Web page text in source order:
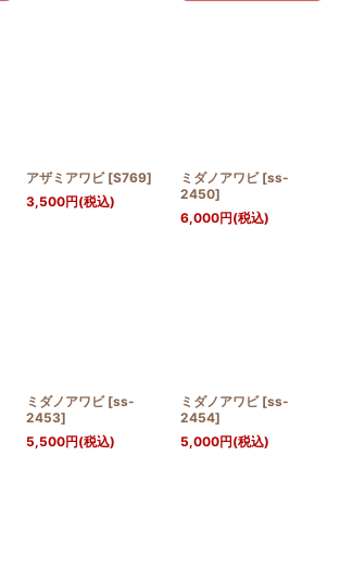
アザミアワビ [S769]
3,500円(税込)
ミダノアワビ [ss-
2450]
6,000円(税込)
ミダノアワビ [ss-
2453]
5,500円(税込)
ミダノアワビ [ss-
2454]
5,000円(税込)